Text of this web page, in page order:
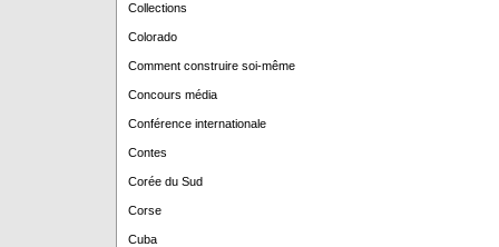
Collections
Colorado
Comment construire soi-même
Concours média
Conférence internationale
Contes
Corée du Sud
Corse
Cuba